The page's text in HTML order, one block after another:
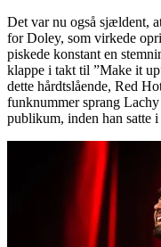
Det var nu også sjældent,
for Doley, som virkede
piskede konstant en
klappe i takt til ”Make it
dette hårdtslående, Red
funknummer sprang
publikum, inden han satte